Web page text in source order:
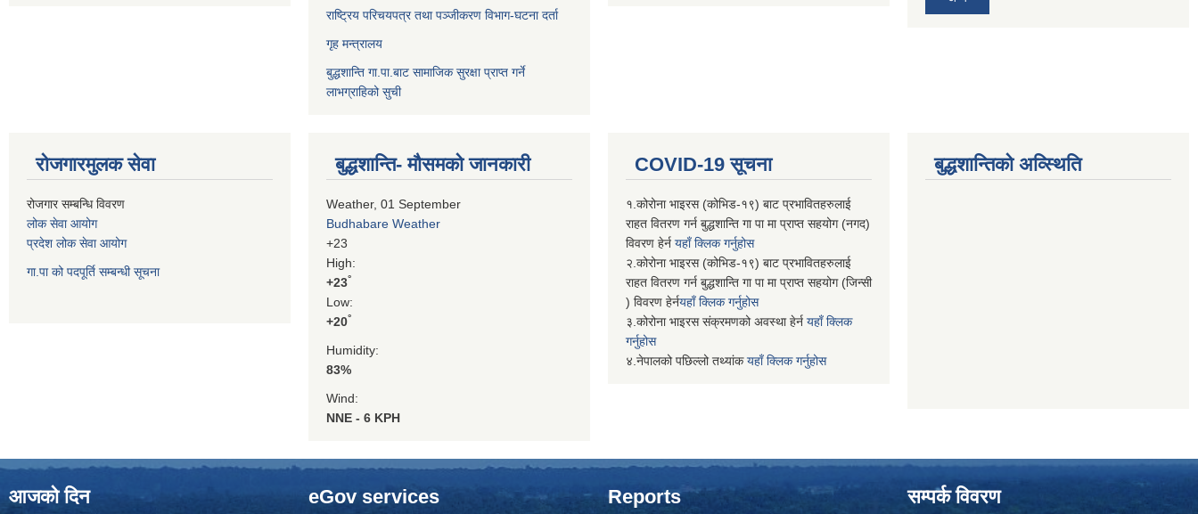
राष्ट्रिय परिचयपत्र तथा पञ्जीकरण विभाग-घटना दर्ता
गृह मन्त्रालय
बुद्धशान्ति गा.पा.बाट सामाजिक सुरक्षा प्राप्त गर्ने
लाभग्राहिको सुची
रोजगारमुलक सेवा
रोजगार सम्बन्धि विवरण
लोक सेवा आयोग
प्रदेश लोक सेवा आयोग
गा.पा को पदपूर्ति सम्बन्धी सूचना
बुद्धशान्ति- मौसमको जानकारी
Weather, 01 September
Budhabare Weather
+23
High:
+23°
Low:
+20°
Humidity:
83%
Wind:
NNE - 6 KPH
COVID-19 सूचना
१.कोरोना भाइरस (कोभिड-१९) बाट प्रभावितहरुलाई
राहत वितरण गर्न बुद्धशान्ति गा पा मा प्राप्त सहयोग (नगद)
विवरण हेर्न यहाँ क्लिक गर्नुहोस
२.कोरोना भाइरस (कोभिड-१९) बाट प्रभावितहरुलाई
राहत वितरण गर्न बुद्धशान्ति गा पा मा प्राप्त सहयोग (जिन्सी
) विवरण हेर्नयहाँ क्लिक गर्नुहोस
३.कोरोना भाइरस संक्रमणको अवस्था हेर्न यहाँ क्लिक
गर्नुहोस
४.नेपालको पछिल्लो तथ्यांकयहाँ क्लिक गर्नुहोस
बुद्धशान्तिको अव्स्थिति
आजको दिन eGov services Reports सम्पर्क विवरण